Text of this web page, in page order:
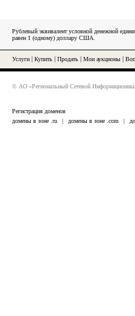
Рублевый эквивалент условной денежной
равен 1 (одному) доллару США.
Услуги Купить Продать Мои аукционы
© АО «Региональный Сетевой
Регистрация доменов
домены в зоне .ru
| домены в зоне .com |